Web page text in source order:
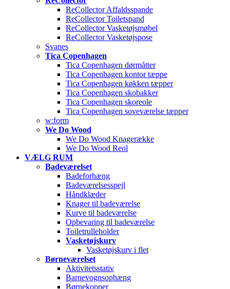
ReCollector Affaldsspande
ReCollector Toiletspand
ReCollector Vasketøjsmøbel
ReCollector Vasketøjspose
Svanes
Tica Copenhagen
Tica Copenhagen dørmåtter
Tica Copenhagen kontor tæppe
Tica Copenhagen køkken tæpper
Tica Copenhagen skobakker
Tica Copenhagen skoreole
Tica Copenhagen soveværelse tæpper
w:form
We Do Wood
We Do Wood Knagerække
We Do Wood Reol
VÆLG RUM
Badeværelset
Badeforhæng
Badeværelsesspejl
Håndklæder
Knager til badeværelse
Kurve til badeværelse
Opbevaring til badeværelse
Toiletrulleholder
Vasketøjskurv
Vasketøjskurv i flet
Børneværelset
Aktivitetsstativ
Barnevognsophæng
Børnekopper